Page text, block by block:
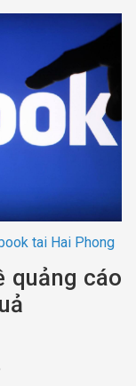
tai Hai Phong
quảng cáo